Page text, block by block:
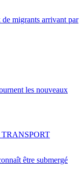
migrants arrivant par
les nouveaux
être submergé